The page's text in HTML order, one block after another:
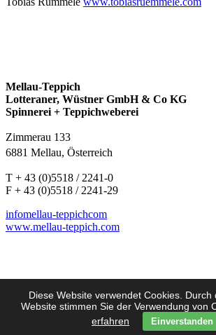
Diese Website verwendet Cookies. Durch
Website stimmen Sie der Verwendung von
erfahren
Einverstanden
Mellau-Teppich
Lotteraner, Wüstner GmbH & Co KG
Spinnerei + Teppichweberei
Zimmerau 133
6881 Mellau, Österreich
T + 43 (0)5518 / 2241-0
F + 43 (0)5518 / 2241-29
infomellau-teppichcom
www.mellau-teppich.com
Impressum
Anfahrt